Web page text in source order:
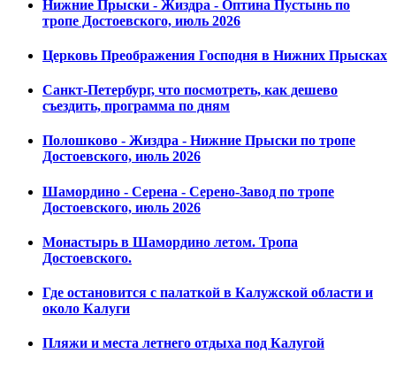
Нижние Прыски - Жиздра - Оптина Пустынь по
тропе Достоевского, июль 2026
Церковь Преображения Господня в Нижних Прысках
Санкт-Петербург, что посмотреть, как дешево
съездить, программа по дням
Полошково - Жиздра - Нижние Прыски по тропе
Достоевского, июль 2026
Шамордино - Серена - Серено-Завод по тропе
Достоевского, июль 2026
Монастырь в Шамордино летом. Тропа
Достоевского.
Где остановится с палаткой в Калужской области и
около Калуги
Пляжи и места летнего отдыха под Калугой